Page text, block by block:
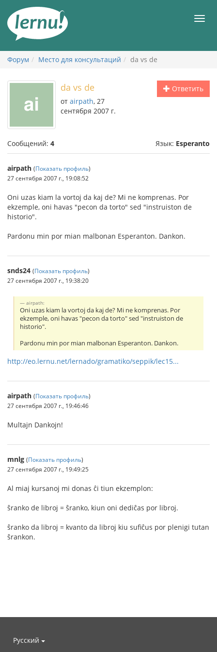
содержанию
Форум Место для консультаций da vs de
Ответить
da vs de
от airpath, 27
сентября 2007 г.
Сообщений: 4 Язык: Esperanto
airpath (Показать профиль)
27 сентября 2007 г., 19:08:52
Oni uzas kiam la vortoj da kaj de? Mi ne komprenas. Por
ekzemple, oni havas "pecon da torto" sed "instruiston de
historio".
Pardonu min por mian malbonan Esperanton. Dankon.
snds24 (Показать профиль)
27 сентября 2007 г., 19:38:20
airpath:
Oni uzas kiam la vortoj da kaj de? Mi ne komprenas. Por
ekzemple, oni havas "pecon da torto" sed "instruiston de
historio".
Pardonu min por mian malbonan Esperanton. Dankon.
http://eo.lernu.net/lernado/gramatiko/seppik/lec15...
airpath (Показать профиль)
27 сентября 2007 г., 19:46:46
Multajn Dankojn!
mnlg (Показать профиль)
27 сентября 2007 г., 19:49:25
Al miaj kursanoj mi donas ĉi tiun ekzemplon:
ŝranko de libroj = ŝranko, kiun oni dediĉas por libroj.
ŝranko da libroj = kvanto da libroj kiu sufiĉus por plenigi tutan
ŝrankon.
Русский